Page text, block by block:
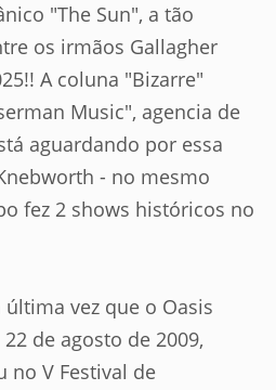
"The Sun", a tão
os irmãos Gallagher
A coluna "Bizarre"
Music", agencia de
aguardando por essa
- no mesmo
fez 2 shows históricos no
vez que o Oasis
de agosto de 2009,
no V Festival de